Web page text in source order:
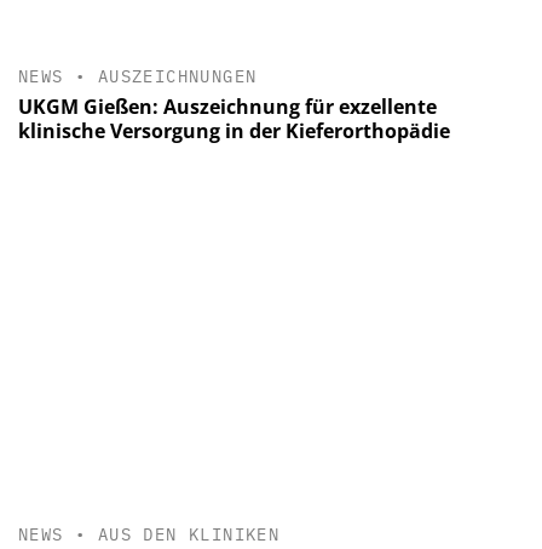
NEWS • AUSZEICHNUNGEN
UKGM Gießen: Auszeichnung für exzellente
klinische Versorgung in der Kieferorthopädie
NEWS • AUS DEN KLINIKEN